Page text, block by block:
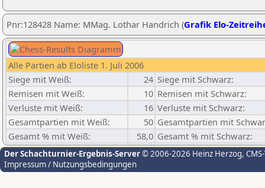
Pnr:128428 Name: MMag. Lothar Handrich (Grafik Elo-
Alle Partien ab Eloliste 1. Juli 2006
Siege mit Weiß:
24 Siege mit Schwarz:
Remisen mit Weiß:
10 Remisen mit Schwarz:
Verluste mit Weiß:
16 Verluste mit Schwarz:
Gesamtpartien mit Weiß:
50 Gesamtpartien mit
Gesamt % mit Weiß:
58,0 Gesamt % mit Schwarz:
Der Schachturnier-Ergebnis-Server© 2006-2026 Heinz Herzog,
Impressum / Nutzungsbedingungen